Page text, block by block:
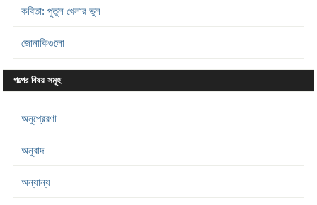
কবিতা: পুতুল খেলার ভুল
জোনাকিগুলো
গল্পের বিষয় সমূহ
অনুপ্রেরণা
অনুবাদ
অন্যান্য